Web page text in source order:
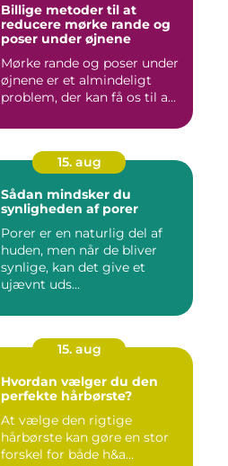
Billige metoder til at
reducere mørke rande og
poser under øjnene
Mørke rande og poser under
øjnene er et almindeligt
problem, der kan få os til a...
15. aug
Sådan mindsker du
synligheden af porer
Porer er en naturlig del af
huden, men når de bliver
synlige, kan det give et
ujævnt uds...
15. aug
Hvordan vælger du den
perfekte hårbørste?
At vælge den rigtige
hårbørste kan gøre en stor
forskel for både h&a...